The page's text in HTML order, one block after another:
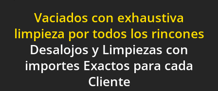
Vaciados con exhaustiva
limpieza por todos los rincones
Desalojos y Limpiezas con
importes Exactos para cada
Cliente